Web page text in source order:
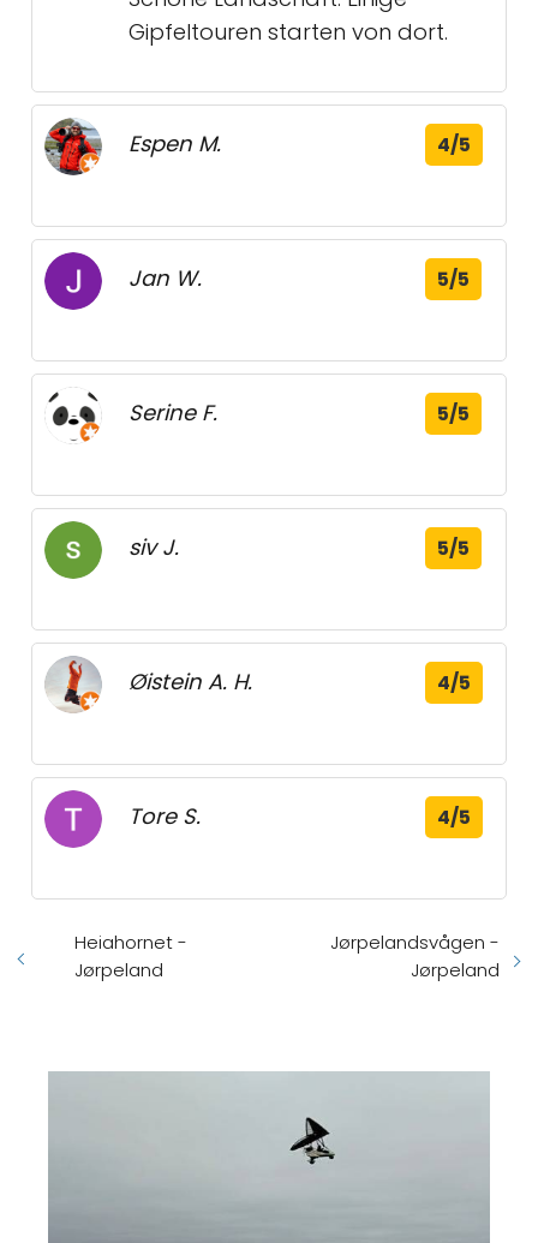
Gipfeltouren starten von dort.
Espen M. 4/5
Jan W. 5/5
Serine F. 5/5
siv J. 5/5
Øistein A. H. 4/5
Tore S. 4/5
Heiahornet -
Jørpeland
Jørpelandsvågen -
Jørpeland